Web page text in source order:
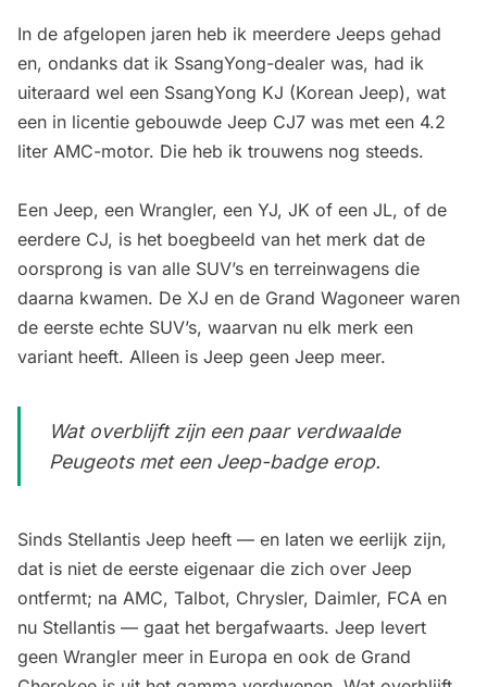
In de afgelopen jaren heb ik meerdere Jeeps gehad
en, ondanks dat ik SsangYong-dealer was, had ik
uiteraard wel een SsangYong KJ (Korean Jeep), wat
een in licentie gebouwde Jeep CJ7 was met een 4.2
liter AMC-motor. Die heb ik trouwens nog steeds.
Een Jeep, een Wrangler, een YJ, JK of een JL, of de
eerdere CJ, is het boegbeeld van het merk dat de
oorsprong is van alle SUV’s en terreinwagens die
daarna kwamen. De XJ en de Grand Wagoneer waren
de eerste echte SUV’s, waarvan nu elk merk een
variant heeft. Alleen is Jeep geen Jeep meer.
Wat overblijft zijn een paar verdwaalde
Peugeots met een Jeep-badge erop.
Sinds Stellantis Jeep heeft — en laten we eerlijk zijn,
dat is niet de eerste eigenaar die zich over Jeep
ontfermt; na AMC, Talbot, Chrysler, Daimler, FCA en
nu Stellantis — gaat het bergafwaarts. Jeep levert
geen Wrangler meer in Europa en ook de Grand